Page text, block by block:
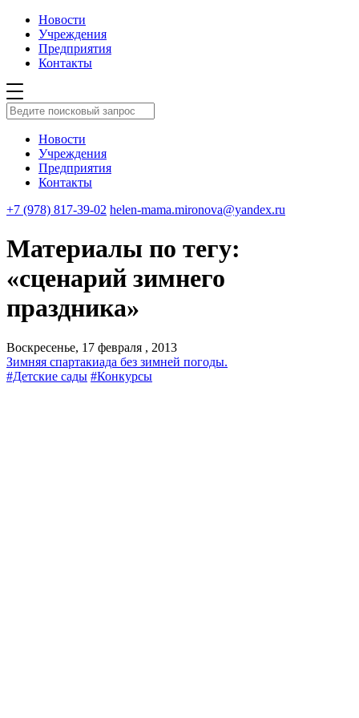
Новости
Учреждения
Предприятия
Контакты
Новости
Учреждения
Предприятия
Контакты
+7 (978) 817-39-02 helen-mama.mironova@yandex.ru
Материалы по тегу:
«сценарий зимнего
праздника»
Воскресенье, 17 февраля , 2013
Зимняя спартакиада без зимней погоды.
#Детские сады #Конкурсы